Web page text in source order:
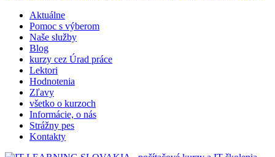
Aktuálne
Pomoc s výberom
Naše služby
Blog
kurzy cez Úrad práce
Lektori
Hodnotenia
Zľavy
všetko o kurzoch
Informácie, o nás
Strážny pes
Kontakty